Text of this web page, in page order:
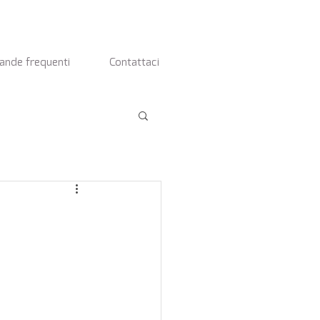
frequenti Contattaci